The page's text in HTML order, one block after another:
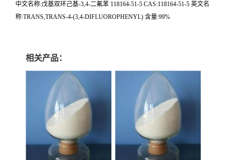
中文名称:戊基双环己基-3,4-二氟苯 118164-51-5 CAS:118164-51-5 英文名
称:TRANS,TRANS-4-(3,4-DIFLUOROPHENYL) 含量:99%
相关产品：